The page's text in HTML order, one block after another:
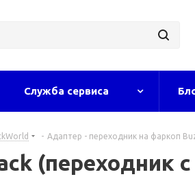
Служба сервиса
- Адаптер - переходник на фаркоп
(переходник с